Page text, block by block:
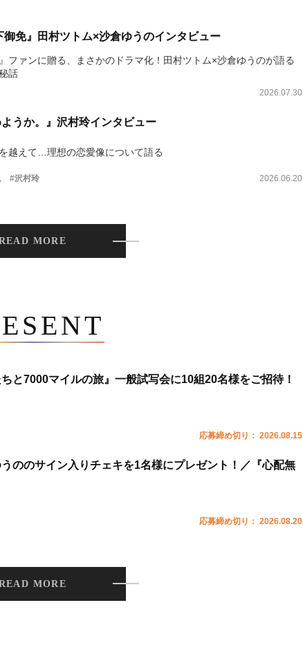
御免』田村ツトム×沙倉ゆうのインタビュー
ファンに贈る、まさかのドラマ化！田村ツトム×沙倉ゆうのが語る
話
2026.07.30
ようか。』沢村玲インタビュー
越えて…理想の恋愛像について語る
#沢村玲 2026.06.20
MORE
ちと7000マイルの旅』一般試写会に10組20名様をご招待！
応募締め切り： 2026.08.15
ののサイン入りチェキを1名様にプレゼント！／『心配無
応募締め切り： 2026.08.20
MORE